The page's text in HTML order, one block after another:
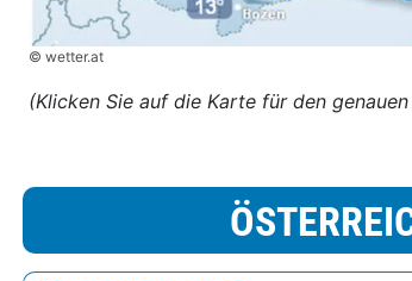
© wetter.at
(Klicken Sie auf die Karte für den